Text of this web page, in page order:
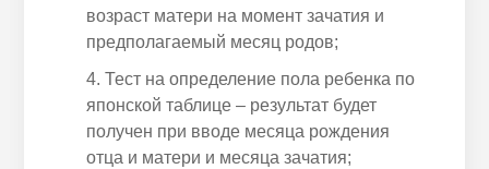
возраст матери на момент зачатия и
предполагаемый месяц родов;
Тест на определение пола ребенка по
японской таблице – результат будет
получен при вводе месяца рождения
отца и матери и месяца зачатия;